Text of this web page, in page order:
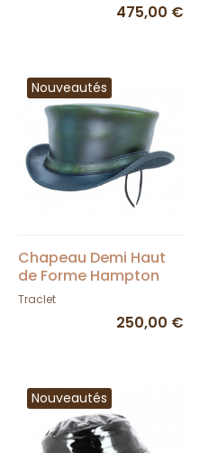
475,00 €
Nouveautés
Chapeau Demi Haut
de Forme Hampton
Cuir Olive -
Traclet
250,00 €
Nouveautés